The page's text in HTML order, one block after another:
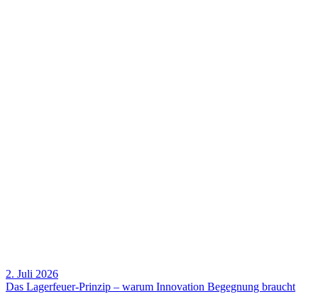
2. Juli 2026
Das Lager­­feuer-Prinzip – warum Inno­va­tion Begeg­nung braucht